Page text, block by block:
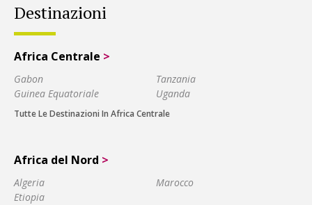
Destinazioni
Africa Centrale >
Gabon
Guinea Equatoriale
Tanzania
Uganda
Tutte Le Destinazioni In Africa Centrale
Africa del Nord >
Algeria
Etiopia
Marocco